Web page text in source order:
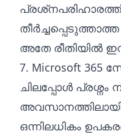
അതേ രീതിയിൽ
7. Microsoft
ചിലപ്പോൾ പ്രശ്നം
ഒന്നിലധികം